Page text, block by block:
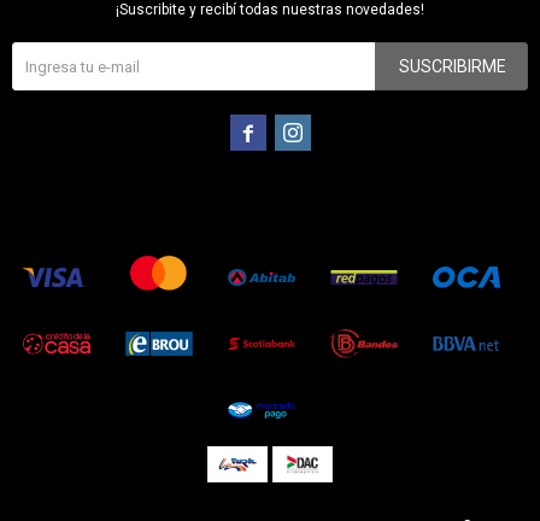
¡Suscribite y recibí todas nuestras novedades!
SUSCRIBIRME
 